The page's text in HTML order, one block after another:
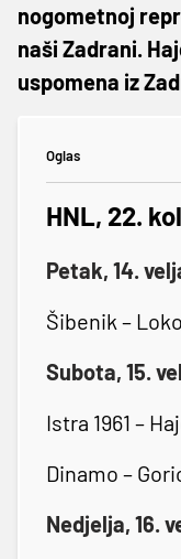
nogometnoj
naši Zadrani.
uspomena iz
Oglas
HNL, 22.
Petak, 14.
Šibenik –
Subota, 15.
Istra 1961 –
Dinamo –
Nedjelja, 16.